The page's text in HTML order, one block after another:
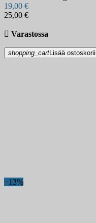
19,00 €
25,00 €
 Varastossa
shopping_cartLisää
−13%